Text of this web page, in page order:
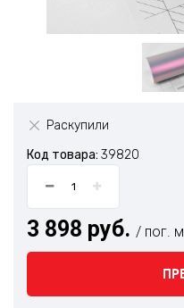
Раскупили
Код товара: 39820
3 898 руб. / пог.